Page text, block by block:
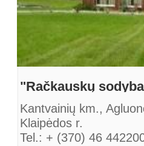
"Račkauskų
Kantvainių km.,
Klaipėdos r.
Tel.: + (370) 46